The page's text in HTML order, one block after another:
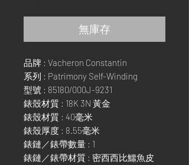
格
價
格
無庫存
品牌 : Vacheron Constantin
系列 : Patrimony Self-Winding
型號 : 85180/000J-9231
錶殼材質 : 18K 3N 黃金
錶殼材質 : 40毫米
錶殼厚度 : 8.55毫米
錶鏈／錶帶數量 : 1
錶鏈／錶帶材質 : 密西西比鱷魚皮